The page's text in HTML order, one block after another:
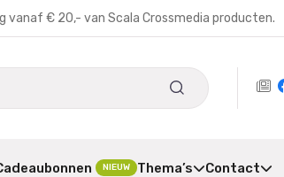
vanaf € 20,- van Scala Crossmedia producten.
NIEUW Thema’s Contact